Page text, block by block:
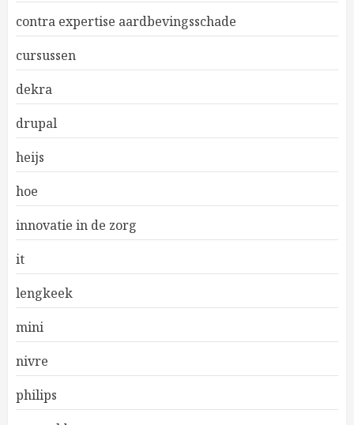
contra expertise aardbevingsschade
cursussen
dekra
drupal
heijs
hoe
innovatie in de zorg
it
lengkeek
mini
nivre
philips